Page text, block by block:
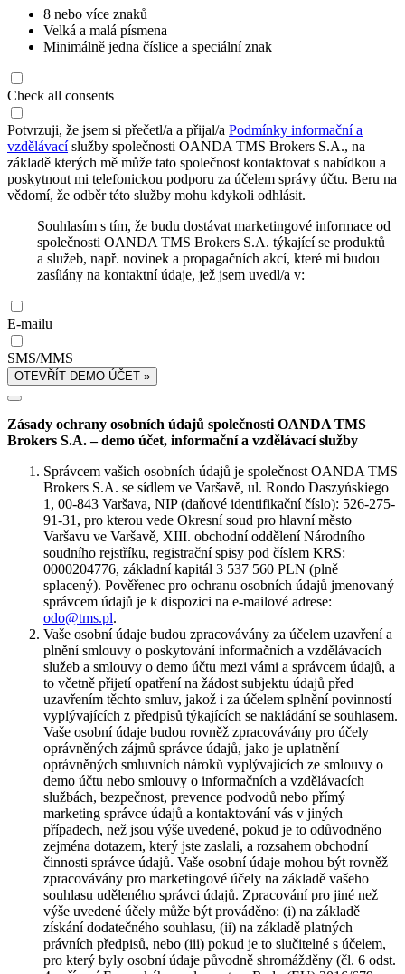
8 nebo více znaků
Velká a malá písmena
Minimálně jedna číslice a speciální znak
Check all consents
Potvrzuji, že jsem si přečetl/a a přijal/a Podmínky informační a
vzdělávacíslužby společnosti OANDA TMS Brokers S.A., na
základě kterých mě může tato společnost kontaktovat s nabídkou a
poskytnout mi telefonickou podporu za účelem správy účtu. Beru na
vědomí, že odběr této služby mohu kdykoli odhlásit.
Souhlasím s tím, že budu dostávat marketingové informace od
společnosti OANDA TMS Brokers S.A. týkající se produktů
a služeb, např. novinek a propagačních akcí, které mi budou
zasílány na kontaktní údaje, jež jsem uvedl/a v:
E-mailu
SMS/MMS
OTEVŘÍT DEMO ÚČET »
Zásady ochrany osobních údajů společnosti OANDA TMS
Brokers S.A. – demo účet, informační a vzdělávací služby
Správcem vašich osobních údajů je společnost OANDA TMS
Brokers S.A. se sídlem ve Varšavě, ul. Rondo Daszyńskiego
1, 00-843 Varšava, NIP (daňové identifikační číslo): 526-275-
91-31, pro kterou vede Okresní soud pro hlavní město
Varšavu ve Varšavě, XIII. obchodní oddělení Národního
soudního rejstříku, registrační spisy pod číslem KRS:
0000204776, základní kapitál 3 537 560 PLN (plně
splacený). Pověřenec pro ochranu osobních údajů jmenovaný
správcem údajů je k dispozici na e-mailové adrese:
odo@tms.pl.
Vaše osobní údaje budou zpracovávány za účelem uzavření a
plnění smlouvy o poskytování informačních a vzdělávacích
služeb a smlouvy o demo účtu mezi vámi a správcem údajů, a
to včetně přijetí opatření na žádost subjektu údajů před
uzavřením těchto smluv, jakož i za účelem splnění povinností
vyplývajících z předpisů týkajících se nakládání se souhlasem.
Vaše osobní údaje budou rovněž zpracovávány pro účely
oprávněných zájmů správce údajů, jako je uplatnění
oprávněných smluvních nároků vyplývajících ze smlouvy o
demo účtu nebo smlouvy o informačních a vzdělávacích
službách, bezpečnost, prevence podvodů nebo přímý
marketing správce údajů a kontaktování vás v jiných
případech, než jsou výše uvedené, pokud je to odůvodněno
zejména dotazem, který jste zaslali, a rozsahem obchodní
činnosti správce údajů. Vaše osobní údaje mohou být rovněž
zpracovávány pro marketingové účely na základě vašeho
souhlasu uděleného správci údajů. Zpracování pro jiné než
výše uvedené účely může být prováděno: (i) na základě
získání dodatečného souhlasu, (ii) na základě platných
právních předpisů, nebo (iii) pokud je to slučitelné s účelem,
pro který byly osobní údaje původně shromážděny (čl. 6 odst.